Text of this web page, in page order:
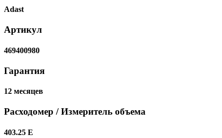
Adast
Артикул
469400980
Гарантия
12 месяцев
Расходомер / Измеритель объема
403.25 E